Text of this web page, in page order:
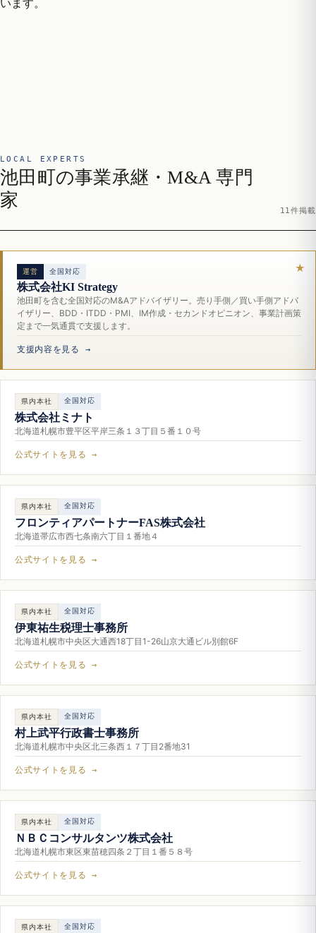
います。
LOCAL EXPERTS
池田町の事業承継・M&A 専門
家
11件掲載
運営 全国対応
株式会社KI Strategy
池田町を含む全国対応のM&Aアドバイザリー。売り手側／買い手側アドバ
イザリー、BDD・ITDD・PMI、IM作成・セカンドオピニオン、事業計画策
定まで一気通貫で支援します。
支援内容を見る →
県内本社 全国対応
株式会社ミナト
北海道札幌市豊平区平岸三条１３丁目５番１０号
公式サイトを見る →
県内本社 全国対応
フロンティアパートナーFAS株式会社
北海道帯広市西七条南六丁目１番地４
公式サイトを見る →
県内本社 全国対応
伊東祐生税理士事務所
北海道札幌市中央区大通西18丁目1-26山京大通ビル別館6F
公式サイトを見る →
県内本社 全国対応
村上武平行政書士事務所
北海道札幌市中央区北三条西１７丁目2番地31
公式サイトを見る →
県内本社 全国対応
ＮＢＣコンサルタンツ株式会社
北海道札幌市東区東苗穂四条２丁目１番５８号
公式サイトを見る →
県内本社 全国対応